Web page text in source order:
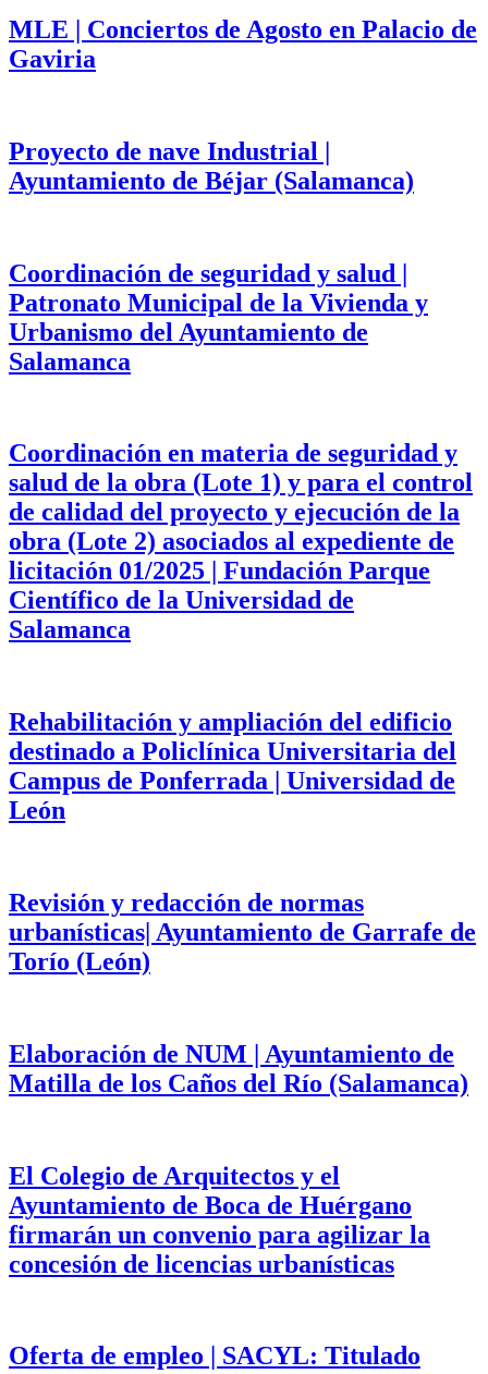
MLE | Conciertos de Agosto en Palacio de
Gaviria
Proyecto de nave Industrial |
Ayuntamiento de Béjar (Salamanca)
Coordinación de seguridad y salud |
Patronato Municipal de la Vivienda y
Urbanismo del Ayuntamiento de
Salamanca
Coordinación en materia de seguridad y
salud de la obra (Lote 1) y para el control
de calidad del proyecto y ejecución de la
obra (Lote 2) asociados al expediente de
licitación 01/2025 | Fundación Parque
Científico de la Universidad de
Salamanca
Rehabilitación y ampliación del edificio
destinado a Policlínica Universitaria del
Campus de Ponferrada | Universidad de
León
Revisión y redacción de normas
urbanísticas| Ayuntamiento de Garrafe de
Torío (León)
Elaboración de NUM | Ayuntamiento de
Matilla de los Caños del Río (Salamanca)
El Colegio de Arquitectos y el
Ayuntamiento de Boca de Huérgano
firmarán un convenio para agilizar la
concesión de licencias urbanísticas
Oferta de empleo | SACYL: Titulado